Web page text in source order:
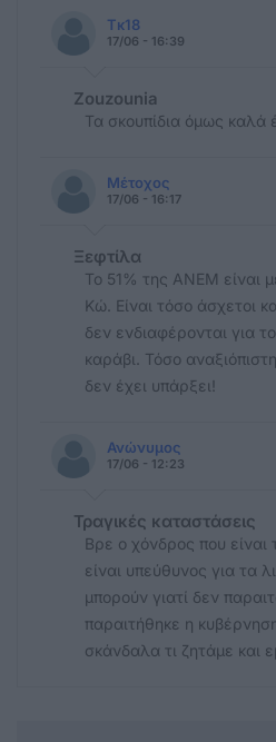
Τκ18
17/06 - 16:39
Zouzounia
Τα σκουπίδια όμως καλά
Μέτοχος
17/06 - 16:17
Ξεφτίλα
Το 51% της ΑΝΕΜ είναι
Κώ. Είναι τόσο άσχετοι
δεν ενδιαφέρονται για
καράβι. Τόσο
δεν έχει υπάρξει!
Ανώνυμος
17/06 - 12:23
Τραγικές καταστάσεις
Βρε ο χόνδρος που είναι
είναι υπεύθυνος για τα
μπορούν γιατί δεν
παραιτήθηκε η
σκάνδαλα τι ζητάμε και